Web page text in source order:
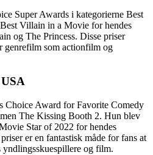
Super Awards i kategorierne Best
Villain in a Movie for hendes
og The Princess. Disse priser
genrefilm som actionfilm og
Choice Award for Favorite Comedy
The Kissing Booth 2. Hun blev
Star of 2022 for hendes
er en fantastisk måde for fans at
yndlingsskuespillere og film.